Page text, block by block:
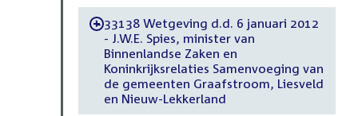
-33138 Wetgeving d.d. 6 januari 2012
- J.W.E. Spies, minister van
Binnenlandse Zaken en
Koninkrijksrelaties Samenvoeging van
de gemeenten Graafstroom, Liesveld
en Nieuw-Lekkerland